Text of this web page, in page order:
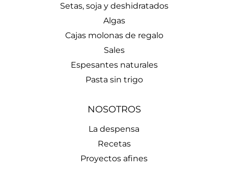
Setas, soja y deshidratados
Algas
Cajas molonas de regalo
Sales
Espesantes naturales
Pasta sin trigo
NOSOTROS
La despensa
Recetas
Proyectos afines